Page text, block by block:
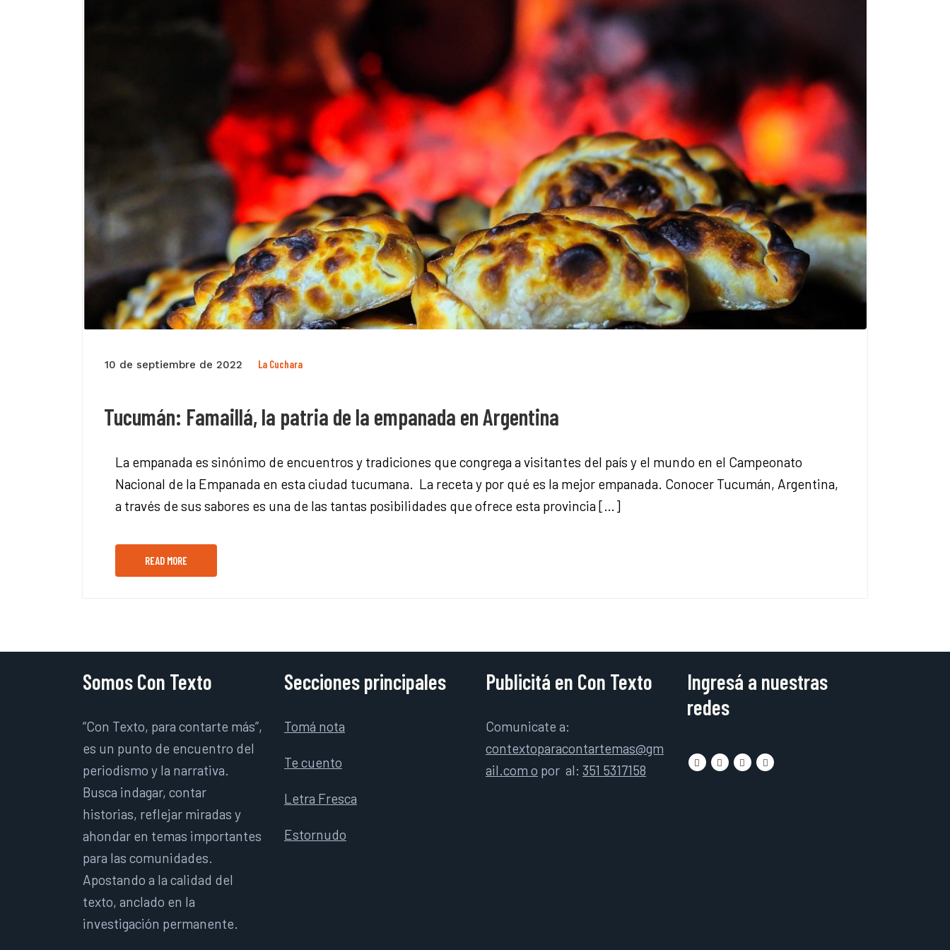
10 de septiembre de 2022 La Cuchara
Tucumán: Famaillá, la patria de la empanada en Argentina
La empanada es sinónimo de encuentros y tradiciones que congrega a visitantes del país y el mundo en el Campeonato
Nacional de la Empanada en esta ciudad tucumana. La receta y por qué es la mejor empanada. Conocer Tucumán, Argentina,
a través de sus sabores es una de las tantas posibilidades que ofrece esta provincia […]
READ MORE
Somos Con Texto
“Con Texto, para contarte más”,
es un punto de encuentro del
periodismo y la narrativa.
Busca indagar, contar
historias, reflejar miradas y
ahondar en temas importantes
para las comunidades.
Apostando a la calidad del
texto, anclado en la
investigación permanente.
Secciones principales
Tomá nota
Te cuento
Letra Fresca
Estornudo
Publicitá en Con Texto
Comunicate a:
contextoparacontartemas@gm
ail.com o por al: 351 5317158
Ingresá a nuestras
redes